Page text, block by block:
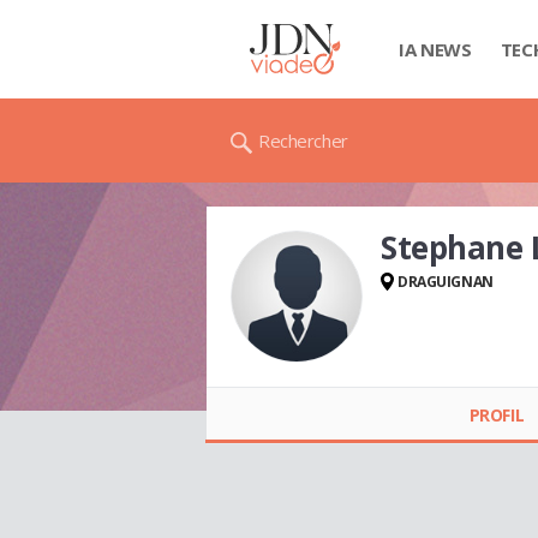
IA NEWS
Rechercher
Stephane
DRAGUIGNAN
PROFIL